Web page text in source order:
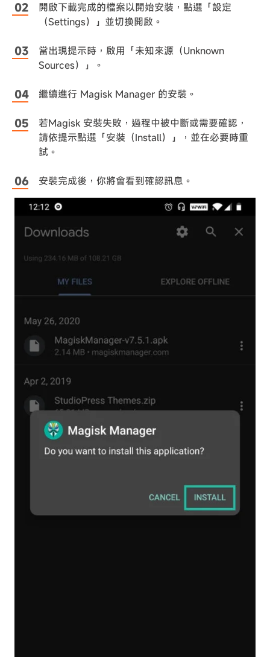
開啟下載完成的檔案以開始安裝，點選「設定
（Settings）」並切換開啟。
當出現提示時，啟用「未知來源（Unknown
Sources）」。
繼續進行 Magisk Manager 的安裝。
若Magisk 安裝失敗，過程中被中斷或需要確認，
請依提示點選「安裝（Install）」，並在必要時重
試。
安裝完成後，你將會看到確認訊息。